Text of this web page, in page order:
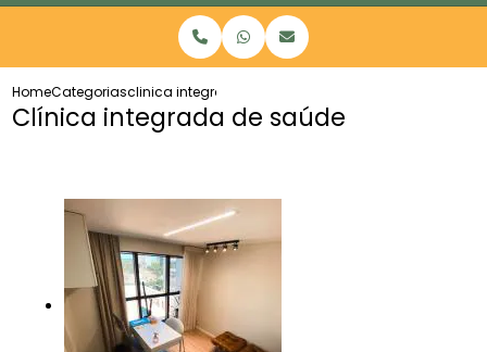
HomeCategoriasclinica integrada saude
Clínica integrada de saúde